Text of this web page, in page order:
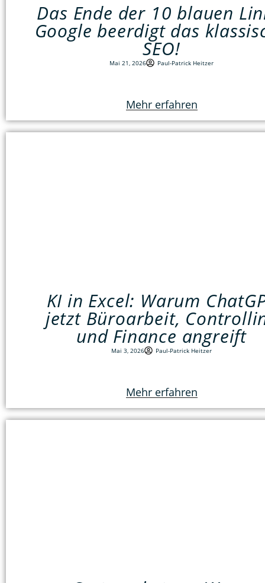
Das Ende der 10 blauen
Google beerdigt das
SEO!
Mai 21, 2026 Paul-Patrick Heitzer
Mehr erfahren
KI in Excel: Warum
jetzt Büroarbeit,
und Finance angreift
Mai 3, 2026 Paul-Patrick Heitzer
Mehr erfahren